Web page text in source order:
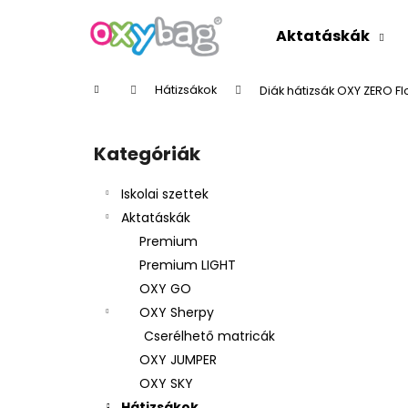
Aktatáskák
KezdőlapHátizsákok Diák hátizsák OXY ZERO
Kategóriák
átugrása
Kategóriák
Iskolai szettek
Aktatáskák
Premium
Premium LIGHT
OXY GO
OXY Sherpy
Cserélhető matricák
OXY JUMPER
OXY SKY
Vissza
Vissza